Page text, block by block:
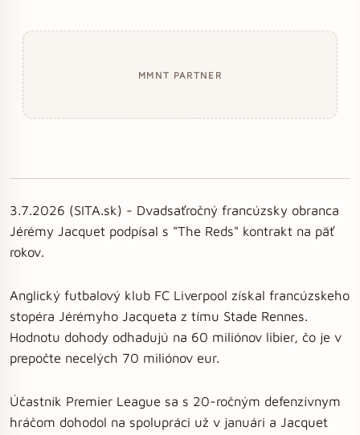
MMNT PARTNER
3.7.2026 (SITA.sk) - Dvadsaťročný francúzsky obranca
Jérémy Jacquet podpísal s "The Reds" kontrakt na päť
rokov.
Anglický futbalový klub FC Liverpool získal francúzskeho
stopéra Jérémyho Jacqueta z tímu Stade Rennes.
Hodnotu dohody odhadujú na 60 miliónov libier, čo je v
prepočte necelých 70 miliónov eur.
Účastník Premier League sa s 20-ročným defenzívnym
hráčom dohodol na spolupráci už v januári a Jacquet